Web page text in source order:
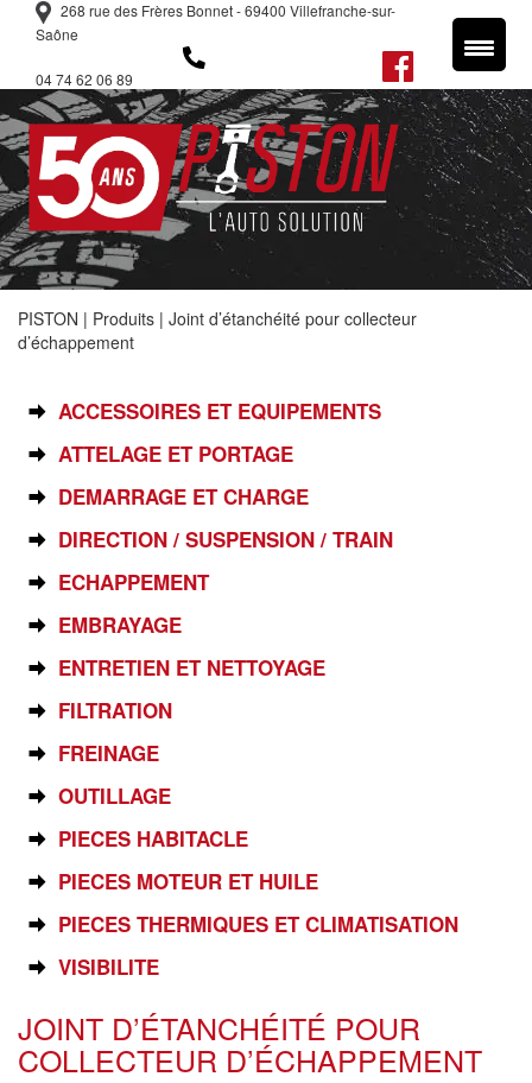
268 rue des Frères Bonnet - 69400 Villefranche-sur-
Saône
04 74 62 06 89
PISTON | Produits | Joint d’étanchéité pour collecteur
d’échappement
ACCESSOIRES ET EQUIPEMENTS
ATTELAGE ET PORTAGE
DEMARRAGE ET CHARGE
DIRECTION / SUSPENSION / TRAIN
ECHAPPEMENT
EMBRAYAGE
ENTRETIEN ET NETTOYAGE
FILTRATION
FREINAGE
OUTILLAGE
PIECES HABITACLE
PIECES MOTEUR ET HUILE
PIECES THERMIQUES ET CLIMATISATION
VISIBILITE
JOINT D’ÉTANCHÉITÉ POUR
COLLECTEUR D’ÉCHAPPEMENT